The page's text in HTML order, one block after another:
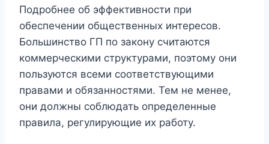
Подробнее об эффективности при
обеспечении общественных интересов.
Большинство ГП по закону считаются
коммерческими структурами, поэтому они
пользуются всеми соответствующими
правами и обязанностями. Тем не менее,
они должны соблюдать определенные
правила, регулирующие их работу.